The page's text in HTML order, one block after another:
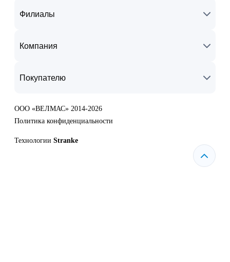
Филиалы
Компания
Покупателю
ООО «ВЕЛМАС» 2014-2026
Политика конфиденциальности
Технологии Stranke